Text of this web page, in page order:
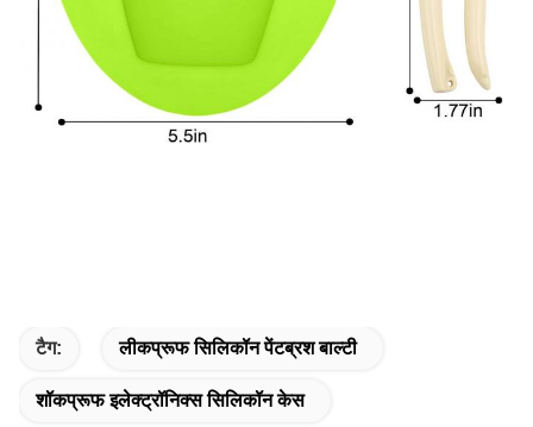
टैग: लीकप्रूफ सिलिकॉन पेंटब्रश बाल्टी
शॉकप्रूफ इलेक्ट्रॉनिक्स सिलिकॉन केस